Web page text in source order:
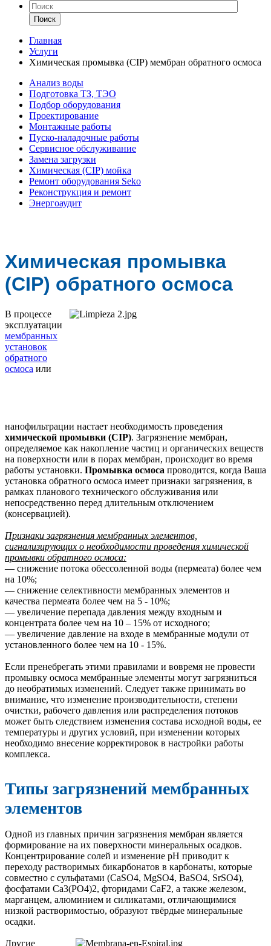
Поиск
Главная
Услуги
Химическая промывка (CIP) мембран обратного осмоса
Анализ воды
Подготовка ТЗ, ТЭО
Подбор оборудования
Проектирование
Монтажные работы
Пуско-наладочные работы
Сервисное обслуживание
Замена загрузки
Химическая (CIP) мойка
Ремонт оборудования Seko
Реконструкция и ремонт
Энергоаудит
Химическая промывка
(CIP) обратного осмоса
В процессе
эксплуатации
мембранных
установок
обратного
осмоса или
нанофильтрации настает необходимость проведения
химической промывки (CIP). Загрязнение мембран,
определяемое как накопление частиц и органических веществ
на поверхности или в порах мембран, происходит во время
работы установки. Промывка осмоса проводится, когда Ваша
установка обратного осмоса имеет признаки загрязнения, в
рамках планового технического обслуживания или
непосредственно перед длительным отключением
(консервацией).
Признаки загрязнения мембранных элементов,
сигнализирующих о необходимости проведения химической
промывки обратного осмоса:
— снижение потока обессоленной воды (пермеата) более чем
на 10%;
— снижение селективности мембранных элементов и
качества пермеата более чем на 5 - 10%;
— увеличение перепада давления между входным и
концентрата более чем на 10 – 15% от исходного;
— увеличение давление на входе в мембранные модули от
установленного более чем на 10 - 15%.
Если пренебрегать этими правилами и вовремя не провести
промывку осмоса мембранные элементы могут загрязниться
до необратимых изменений. Следует также принимать во
внимание, что изменение производительности, степени
очистки, рабочего давления или распределения потоков
может быть следствием изменения состава исходной воды, ее
температуры и других условий, при изменении которых
необходимо внесение корректировок в настройки работы
комплекса.
Типы загрязнений мембранных
элементов
Одной из главных причин загрязнения мембран является
формирование на их поверхности минеральных осадков.
Концентрирование солей и изменение рН приводит к
переходу растворимых бикарбонатов в карбонаты, которые
совместно с сульфатами (CaSO4, MgSO4, BaSO4, SrSO4),
фосфатами Ca3(PO4)2, фторидами CaF2, а также железом,
марганцем, алюминием и силикатами, отличающимися
низкой растворимостью, образуют твёрдые минеральные
осадки.
Другие